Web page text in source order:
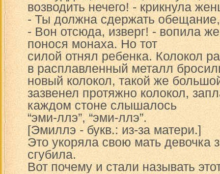
возводить нечего! - крикнула
- Ты должна сдержать
- Вон отсюда, изверг! - вопила
понося монаха. Но тот
силой отнял ребенка. Колокол
в расплавленный металл
новый колокол, такой же
зазвенел протяжно колокол,
каждом стоне слышалось
“эми-ллэ”, “эми-ллэ”.
[Эмиллэ - букв.: из-за матери.]
Это укоряла свою мать девочка
сгубила.
Вот почему и стали называть